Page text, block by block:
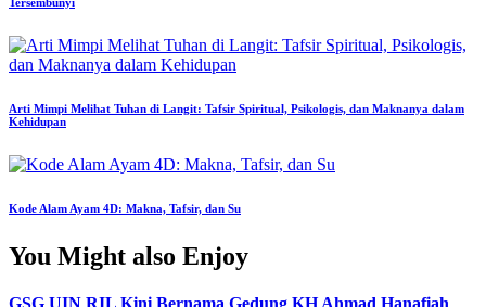
Arti Mimpi Melihat Tuhan di Langit: Tafsir Spiritual, Psikologis, dan Maknanya dalam
Kehidupan
Kode Alam Ayam 4D: Makna, Tafsir, dan Su
You Might also Enjoy